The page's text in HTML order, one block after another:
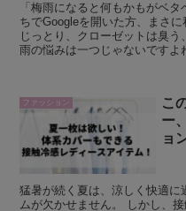
「梅雨になると何もかもがベ
ちでGoogleを開いた方、まさ
じっとり、クローゼットは臭
雨の悩みは一つじゃないです
ファッション
こ
ー
ョ
猛暑が続く夏は、涼しく快適
ムが欠かせません。 しかし、